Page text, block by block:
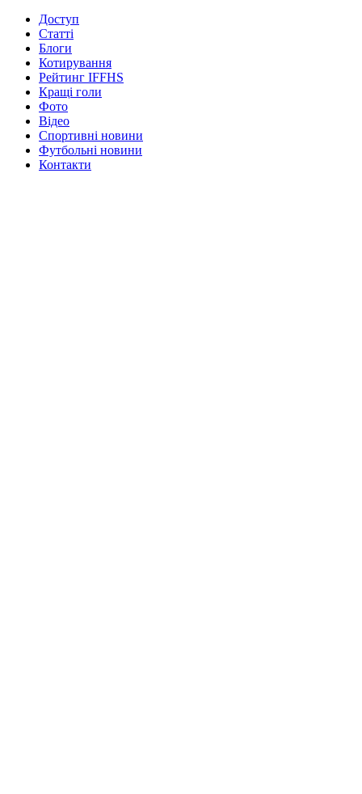
Доступ
Статті
Блоги
Котирування
Рейтинг IFFHS
Кращі голи
Фото
Відео
Спортивні новини
Футбольні новини
Контакти